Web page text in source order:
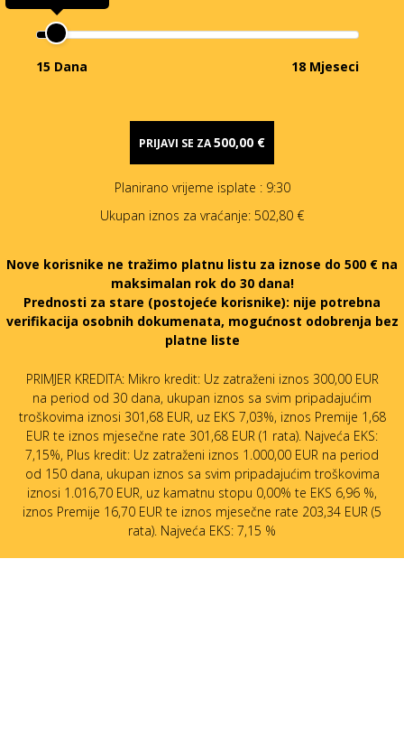
15 Dana 18 Mjeseci
PRIJAVI SE ZA500,00 €
Planirano vrijeme isplate : 9:30
Ukupan iznos za vraćanje: 502,80 €
Nove korisnike ne tražimo platnu listu za iznose do 500 € na
maksimalan rok do 30 dana!
Prednosti za stare (postojeće korisnike): nije potrebna
verifikacija osobnih dokumenata, mogućnost odobrenja bez
platne liste
PRIMJER KREDITA: Mikro kredit: Uz zatraženi iznos 300,00 EUR
na period od 30 dana, ukupan iznos sa svim pripadajućim
troškovima iznosi 301,68 EUR, uz EKS 7,03%, iznos Premije 1,68
EUR te iznos mjesečne rate 301,68 EUR (1 rata). Najveća EKS:
7,15%, Plus kredit: Uz zatraženi iznos 1.000,00 EUR na period
od 150 dana, ukupan iznos sa svim pripadajućim troškovima
iznosi 1.016,70 EUR, uz kamatnu stopu 0,00% te EKS 6,96 %,
iznos Premije 16,70 EUR te iznos mjesečne rate 203,34 EUR (5
rata). Najveća EKS: 7,15 %